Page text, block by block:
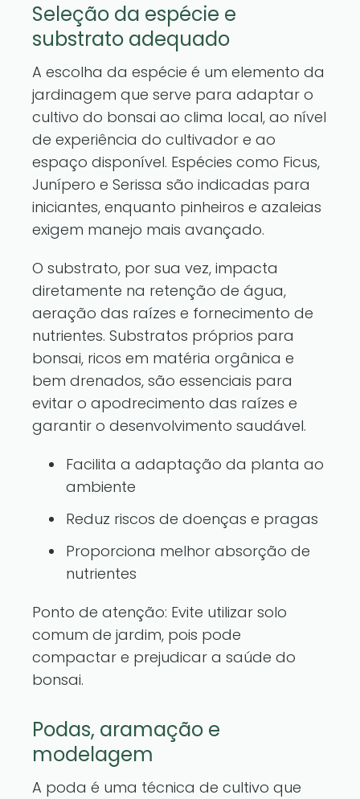
Seleção da espécie e
substrato adequado
A escolha da espécie é um elemento da
jardinagem que serve para adaptar o
cultivo do bonsai ao clima local, ao nível
de experiência do cultivador e ao
espaço disponível. Espécies como Ficus,
Junípero e Serissa são indicadas para
iniciantes, enquanto pinheiros e azaleias
exigem manejo mais avançado.
O substrato, por sua vez, impacta
diretamente na retenção de água,
aeração das raízes e fornecimento de
nutrientes. Substratos próprios para
bonsai, ricos em matéria orgânica e
bem drenados, são essenciais para
evitar o apodrecimento das raízes e
garantir o desenvolvimento saudável.
Facilita a adaptação da planta ao
ambiente
Reduz riscos de doenças e pragas
Proporciona melhor absorção de
nutrientes
Ponto de atenção: Evite utilizar solo
comum de jardim, pois pode
compactar e prejudicar a saúde do
bonsai.
Podas, aramação e
modelagem
A poda é uma técnica de cultivo que